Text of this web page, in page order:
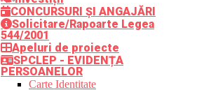
CONCURSURI ȘI ANGAJĂRI
Solicitare/Rapoarte Legea
544/2001
Apeluri de proiecte
SPCLEP - EVIDENȚA
PERSOANELOR
Carte Identitate